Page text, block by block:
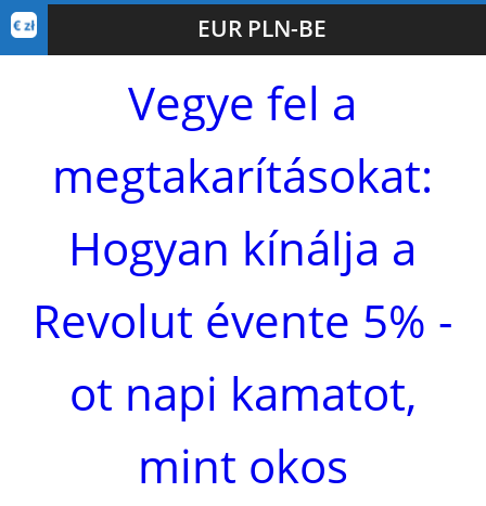
EUR PLN-BE
Vegye fel a
megtakarításokat:
Hogyan kínálja a
Revolut évente 5% -
ot napi kamatot,
mint okos